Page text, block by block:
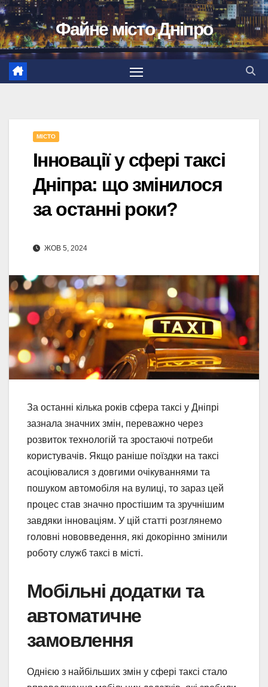
Перейти
до
вмісту
Файне місто Дніпро
МІСТО
Інновації у сфері таксі
Дніпра: що змінилося
за останні роки?
ЖОВ 5, 2024
За останні кілька років сфера таксі у Дніпрі
зазнала значних змін, переважно через
розвиток технологій та зростаючі потреби
користувачів. Якщо раніше поїздки на таксі
асоціювалися з довгими очікуваннями та
пошуком автомобіля на вулиці, то зараз цей
процес став значно простішим та зручнішим
завдяки інноваціям. У цій статті розглянемо
головні нововведення, які докорінно змінили
роботу служб таксі в місті.
Мобільні додатки та
автоматичне
замовлення
Однією з найбільших змін у сфері таксі стало